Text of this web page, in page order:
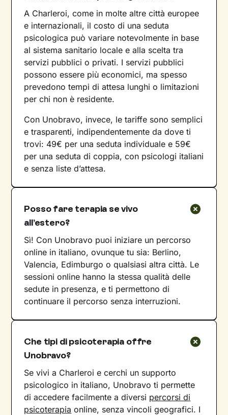
A Charleroi, come in molte altre città europee
e internazionali, il costo di una seduta
psicologica può variare notevolmente in base
al sistema sanitario locale e alla scelta tra
servizi pubblici o privati. I servizi pubblici
possono essere più economici, ma spesso
prevedono tempi di attesa lunghi o limitazioni
per chi non è residente.
Con Unobravo, invece, le tariffe sono semplici
e trasparenti, indipendentemente da dove ti
trovi: 49€ per una seduta individuale e 59€
per una seduta di coppia, con psicologi italiani
e senza liste d’attesa.
Posso fare terapia se vivo
all’estero?
Sì! Con Unobravo puoi iniziare un percorso
online in italiano, ovunque tu sia: Berlino,
Valencia, Edimburgo o qualsiasi altra città. Le
sessioni online hanno la stessa qualità delle
sedute in presenza, e ti permettono di
continuare il percorso senza interruzioni.
Che tipi di psicoterapia offre
Unobravo?
Se vivi a Charleroi e cerchi un supporto
psicologico in italiano, Unobravo ti permette
di accedere facilmente a diversi percorsi di
psicoterapia online, senza vincoli geografici. I